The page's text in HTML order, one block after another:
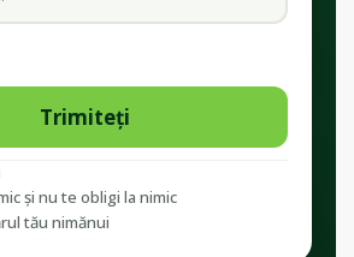
și nu te obligi la nimic
tău nimănui